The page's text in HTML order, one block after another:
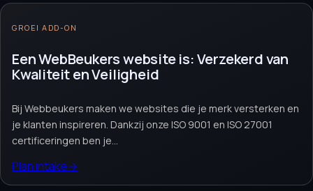
Vrijblijvend. Reactie binnen 1 werkdag.
GROEI ADD-ON
Een WebBeukers website is: Verzekerd van
Kwaliteit en Veiligheid
Bij Webbeukers maken we websites die je merk versterken en
je klanten inspireren. Dankzij onze ISO 9001 en ISO 27001
certificeringen ben je...
Plan intake→